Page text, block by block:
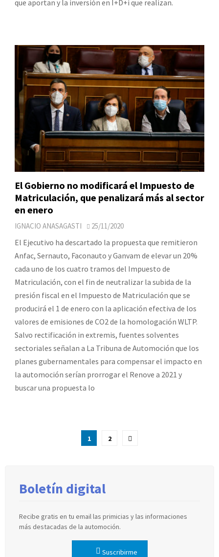
que aportan y la inversión en I+D+i que realizan.
El Gobierno no modificará el Impuesto de
Matriculación, que penalizará más al sector
en enero
IGNACIO ANASAGASTI 25/11/2020
El Ejecutivo ha descartado la propuesta que remitieron
Anfac, Sernauto, Faconauto y Ganvam de elevar un 20%
cada uno de los cuatro tramos del Impuesto de
Matriculación, con el fin de neutralizar la subida de la
presión fiscal en el Impuesto de Matriculación que se
producirá el 1 de enero con la aplicación efectiva de los
valores de emisiones de CO2 de la homologación WLTP.
Salvo rectificación in extremis, fuentes solventes
sectoriales señalan a La Tribuna de Automoción que los
planes gubernamentales para compensar el impacto en
la automoción serían prorrogar el Renove a 2021 y
buscar una propuesta lo
1 2
Boletín digital
Recibe gratis en tu email las primicias y las informaciones
más destacadas de la automoción.
Suscribirme